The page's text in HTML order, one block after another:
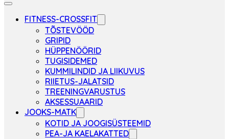
FITNESS-CROSSFIT
TÕSTEVÖÖD
GRIPID
HÜPPENÖÖRID
TUGISIDEMED
KUMMILINDID JA LIIKUVUS
RIIETUS-JALATSID
TREENINGVARUSTUS
AKSESSUAARID
JOOKS-MATK
KOTID JA JOOGISÜSTEEMID
PEA-JA KAELAKATTED